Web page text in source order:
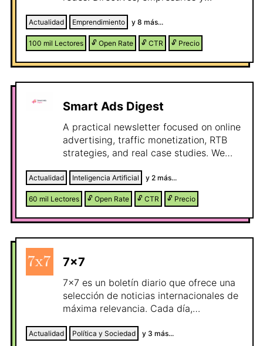
referencia en economía, tecnología y
gestión empresarial.
Actualidad Emprendimiento y 8 más...
100 mil Lectores 🔓 Open Rate 🔓 CTR 🔓 Precio
Smart Ads Digest
A practical newsletter focused on online
advertising, traffic monetization, RTB
strategies, and real case studies. We
publishers and marketers increase their
revenue.
Actualidad Inteligencia Artificial y 2 más...
60 mil Lectores 🔓 Open Rate 🔓 CTR 🔓 Precio
7x7
7x7 es un boletín diario que ofrece una
selección de noticias internacionales de
máxima relevancia. Cada día,
escogidas sobre política, economía,
Actualidad Política y Sociedad y 3 más...